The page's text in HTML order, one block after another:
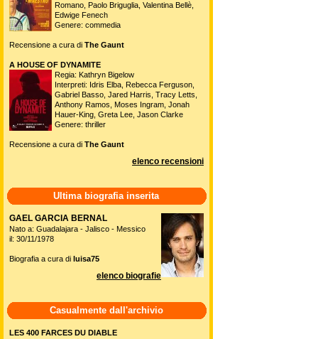
Romano, Paolo Briguglia, Valentina Bellè,
Edwige Fenech
Genere: commedia
Recensione a cura di The Gaunt
A HOUSE OF DYNAMITE
Regia: Kathryn Bigelow
Interpreti: Idris Elba, Rebecca Ferguson,
Gabriel Basso, Jared Harris, Tracy Letts,
Anthony Ramos, Moses Ingram, Jonah
Hauer-King, Greta Lee, Jason Clarke
Genere: thriller
Recensione a cura di The Gaunt
elenco recensioni
Ultima biografia inserita
GAEL GARCIA BERNAL
Nato a: Guadalajara - Jalisco - Messico
il: 30/11/1978
Biografia a cura di luisa75
elenco biografie
Casualmente dall'archivio
LES 400 FARCES DU DIABLE